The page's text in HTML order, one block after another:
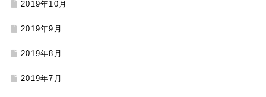
2019年10月
2019年9月
2019年8月
2019年7月